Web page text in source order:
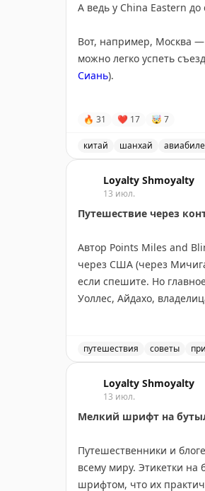
А ведь у China Eastern
Вот, например, Москва
можно легко успеть
Сиань).
🔥 31 ❤ 17 🤯 7
китай шанхай
Loyalty Shmoyalty
13 июл.
Путешествие через
Автор Points Miles and
через США (через
если спешите. Но
Уоллес, Айдахо,
посетив малые города
оставить место для
Points Miles and Bling
путешествия советы
Loyalty Shmoyalty
13 июл.
Мелкий шрифт на
Путешественники и
всему миру. Этикетки
шрифтом, что их